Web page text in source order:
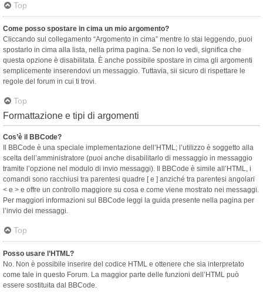
Top
Come posso spostare in cima un mio argomento?
Cliccando sul collegamento “Argomento in cima” mentre lo stai leggendo, puoi
spostarlo in cima alla lista, nella prima pagina. Se non lo vedi, significa che
questa opzione è disabilitata. È anche possibile spostare in cima gli argomenti
semplicemente inserendovi un messaggio. Tuttavia, sii sicuro di rispettare le
regole del forum in cui ti trovi.
Top
Formattazione e tipi di argomenti
Cos’è il BBCode?
Il BBCode è una speciale implementazione dell’HTML; l’utilizzo è soggetto alla
scelta dell’amministratore (puoi anche disabilitarlo di messaggio in messaggio
tramite l’opzione nel modulo di invio messaggi). Il BBCode è simile all’HTML, i
comandi sono racchiusi tra parentesi quadre [ e ] anziché tra parentesi angolari
< e > e offre un controllo maggiore su cosa e come viene mostrato nei messaggi.
Per maggiori informazioni sul BBCode leggi la guida presente nella pagina per
l’invio dei messaggi.
Top
Posso usare l’HTML?
No. Non è possibile inserire del codice HTML e ottenere che sia interpretato
come tale in questo Forum. La maggior parte delle funzioni dell’HTML può
essere sostituita dal BBCode.